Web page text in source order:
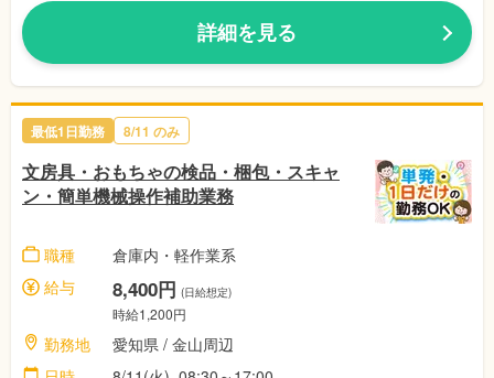
詳細を見る
最低1日勤務 8/11 のみ
文房具・おもちゃの検品・梱包・スキャ
ン・簡単機械操作補助業務
職種
倉庫内・軽作業系
給与
8,400円 (日給想定)
時給1,200円
勤務地
愛知県 / 金山周辺